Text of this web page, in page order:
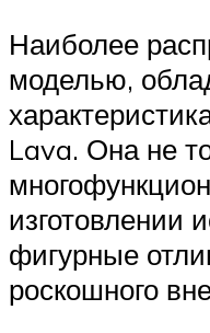
Наиболее
моделью,
Lava. Она не
изготовлении
фигурные
роскошного